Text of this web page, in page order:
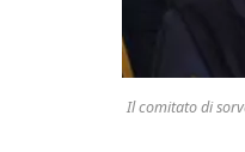
Il comitato di